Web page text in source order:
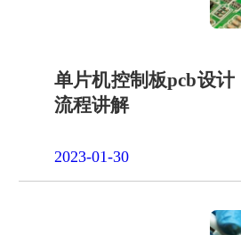
单片机控制板pcb设计
流程讲解
2023-01-30